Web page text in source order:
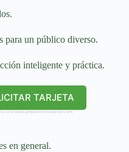
para un público diverso.
inteligente y práctica.
TARJETA
en el botón permanecerá en este sitio web.
en general.